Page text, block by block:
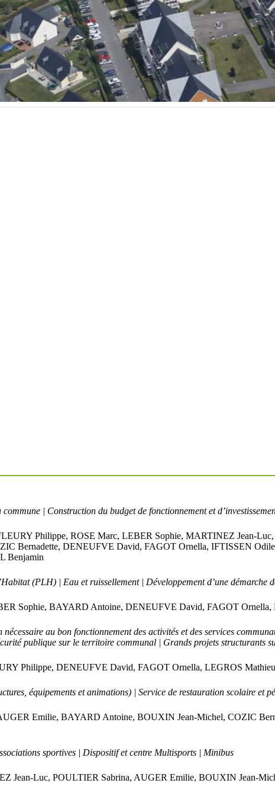
| Construction du budget de fonctionnement et
Philippe, ROSE Marc, LEBER Sophie, MARTINEZ Jean-
Bernadette, DENEUFVE David, FAGOT Ornella, IFTISSEN
Benjamin
(PLH) | Eau et ruissellement | Développement d’une démarche
Sophie, BAYARD Antoine, DENEUFVE David, FAGOT
au bon fonctionnement des activités et des services
publique sur le territoire communal | Grands projets structurants
Philippe, DENEUFVE David, FAGOT Ornella, LEGROS
équipements et animations) | Service de restauration scolaire et
Emilie, BAYARD Antoine, BOUXIN Jean-Michel, COZIC
sportives | Dispositif et centre Multisports | Minibus
Jean-Luc, POULTIER Sabrina, AUGER Emilie, BOUXIN Jean-